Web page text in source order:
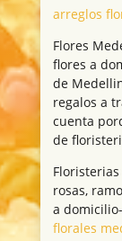
arreglos
Flores
flores a
de
regalos a
cuenta
de
rosas,
a
florales